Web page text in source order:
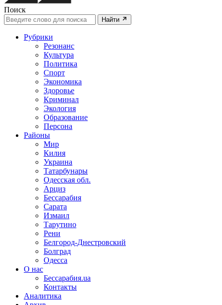
Поиск
Найти
Рубрики
Резонанс
Культура
Политика
Спорт
Экономика
Здоровье
Криминал
Экология
Образование
Персона
Районы
Мир
Килия
Украина
Татарбунары
Одесская обл.
Арциз
Бессарабия
Сарата
Измаил
Тарутино
Рени
Белгород-Днестровский
Болград
Одесса
О нас
Бессарабия.ua
Контакты
Аналитика